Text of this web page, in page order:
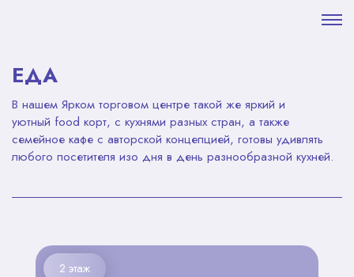
ЕДА
В нашем Ярком торговом центре такой же яркий и
уютный food корт, с кухнями разных стран, а также
семейное кафе с авторской концепцией, готовы удивлять
любого посетителя изо дня в день разнообразной кухней.
2 этаж